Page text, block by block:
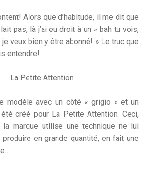
Alors que d’habitude, il me dit que
pas, là j’ai eu droit à un « bah tu vois,
veux bien y être abonné! » Le truc que
entendre!
modèle avec un côté « grigio » et un
créé pour La Petite Attention. Ceci,
marque utilise une technique ne lui
en grande quantité, en fait une